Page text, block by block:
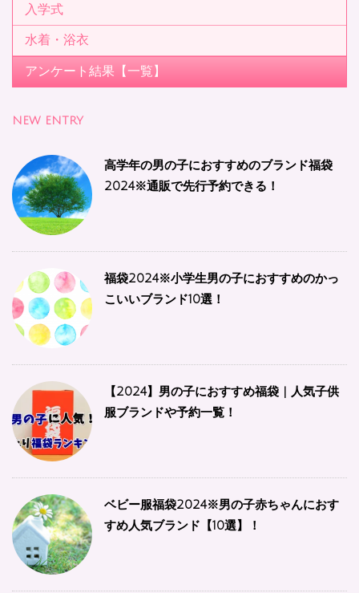
入学式
水着・浴衣
アンケート結果【一覧】
NEW ENTRY
高学年の男の子におすすめのブランド福袋
2024※通販で先行予約できる！
福袋2024※小学生男の子におすすめのかっ
こいいブランド10選！
【2024】男の子におすすめ福袋 | 人気子供
服ブランドや予約一覧！
ベビー服福袋2024※男の子赤ちゃんにおす
すめ人気ブランド【10選】！